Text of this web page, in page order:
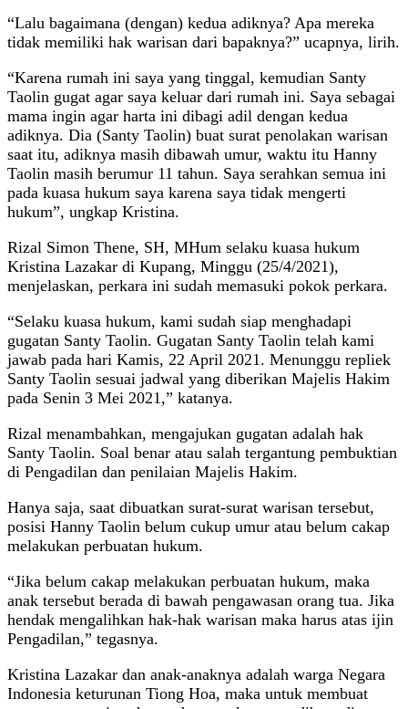
“Lalu bagaimana (dengan) kedua adiknya? Apa mereka
tidak memiliki hak warisan dari bapaknya?” ucapnya, lirih.
“Karena rumah ini saya yang tinggal, kemudian Santy
Taolin gugat agar saya keluar dari rumah ini. Saya sebagai
mama ingin agar harta ini dibagi adil dengan kedua
adiknya. Dia (Santy Taolin) buat surat penolakan warisan
saat itu, adiknya masih dibawah umur, waktu itu Hanny
Taolin masih berumur 11 tahun. Saya serahkan semua ini
pada kuasa hukum saya karena saya tidak mengerti
hukum”, ungkap Kristina.
Rizal Simon Thene, SH, MHum selaku kuasa hukum
Kristina Lazakar di Kupang, Minggu (25/4/2021),
menjelaskan, perkara ini sudah memasuki pokok perkara.
“Selaku kuasa hukum, kami sudah siap menghadapi
gugatan Santy Taolin. Gugatan Santy Taolin telah kami
jawab pada hari Kamis, 22 April 2021. Menunggu repliek
Santy Taolin sesuai jadwal yang diberikan Majelis Hakim
pada Senin 3 Mei 2021,” katanya.
Rizal menambahkan, mengajukan gugatan adalah hak
Santy Taolin. Soal benar atau salah tergantung pembuktian
di Pengadilan dan penilaian Majelis Hakim.
Hanya saja, saat dibuatkan surat-surat warisan tersebut,
posisi Hanny Taolin belum cukup umur atau belum cakap
melakukan perbuatan hukum.
“Jika belum cakap melakukan perbuatan hukum, maka
anak tersebut berada di bawah pengawasan orang tua. Jika
hendak mengalihkan hak-hak warisan maka harus atas ijin
Pengadilan,” tegasnya.
Kristina Lazakar dan anak-anaknya adalah warga Negara
Indonesia keturunan Tiong Hoa, maka untuk membuat